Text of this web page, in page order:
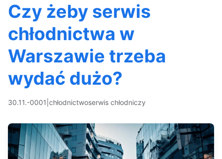
Czy żeby serwis
chłodnictwa w
Warszawie trzeba
wydać dużo?
30.11.-0001 chłodnictwoserwis chłodniczy